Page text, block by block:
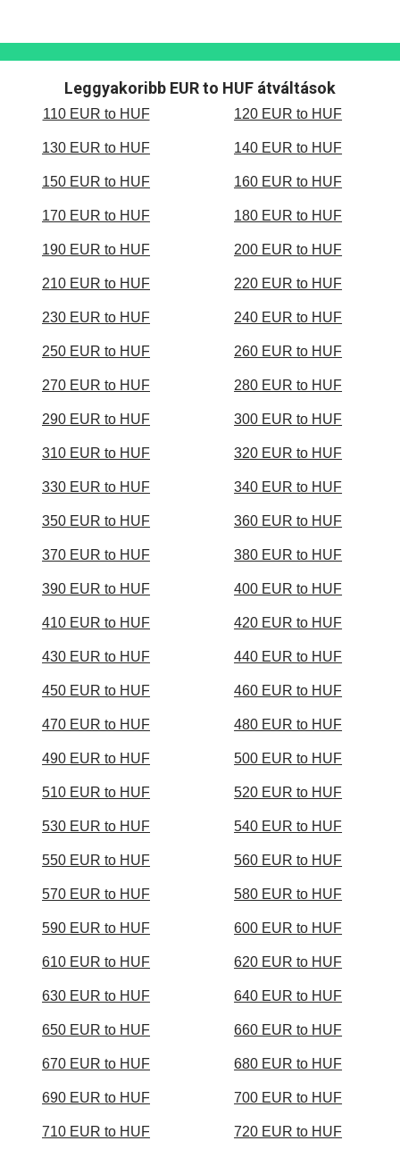
Leggyakoribb EUR to HUF átváltások
110 EUR to HUF 120 EUR to HUF
130 EUR to HUF 140 EUR to HUF
150 EUR to HUF 160 EUR to HUF
170 EUR to HUF 180 EUR to HUF
190 EUR to HUF 200 EUR to HUF
210 EUR to HUF 220 EUR to HUF
230 EUR to HUF 240 EUR to HUF
250 EUR to HUF 260 EUR to HUF
270 EUR to HUF 280 EUR to HUF
290 EUR to HUF 300 EUR to HUF
310 EUR to HUF 320 EUR to HUF
330 EUR to HUF 340 EUR to HUF
350 EUR to HUF 360 EUR to HUF
370 EUR to HUF 380 EUR to HUF
390 EUR to HUF 400 EUR to HUF
410 EUR to HUF 420 EUR to HUF
430 EUR to HUF 440 EUR to HUF
450 EUR to HUF 460 EUR to HUF
470 EUR to HUF 480 EUR to HUF
490 EUR to HUF 500 EUR to HUF
510 EUR to HUF 520 EUR to HUF
530 EUR to HUF 540 EUR to HUF
550 EUR to HUF 560 EUR to HUF
570 EUR to HUF 580 EUR to HUF
590 EUR to HUF 600 EUR to HUF
610 EUR to HUF 620 EUR to HUF
630 EUR to HUF 640 EUR to HUF
650 EUR to HUF 660 EUR to HUF
670 EUR to HUF 680 EUR to HUF
690 EUR to HUF 700 EUR to HUF
710 EUR to HUF 720 EUR to HUF